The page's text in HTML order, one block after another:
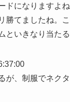
ドになりますよ
勝てましたね。
といきなり当た
が、制服でネク